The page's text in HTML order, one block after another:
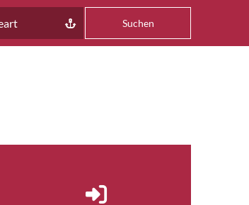
Suchen